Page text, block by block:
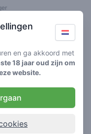
en ga akkoord met
18 jaar oud zijn om
website.